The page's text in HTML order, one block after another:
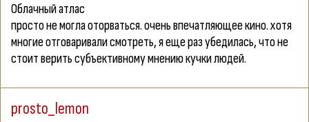
Облачный атлас
просто не могла оторваться. очень впечатляющее кино. хотя
многие отговаривали смотреть, я еще раз убедилась, что не
стоит верить субъективному мнению кучки людей.
prosto_lemon